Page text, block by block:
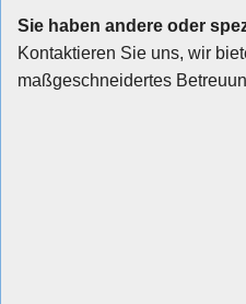
AGBs
Sie haben andere oder
Kontaktieren Sie uns, wir
maßgeschneidertes